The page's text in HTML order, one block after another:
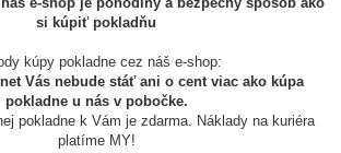
si kúpiť pokladňu
kúpy pokladne cez náš e-shop:
Vás nebude stáť ani o cent viac ako kúpa
pokladne u nás v pobočke.
pokladne k Vám je zdarma. Náklady na kuriéra
platíme MY!